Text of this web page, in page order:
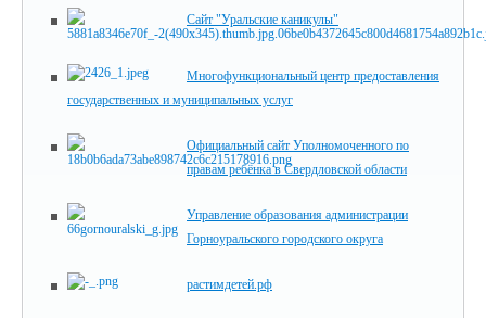
Сайт "Уральские каникулы"
Многофункциональный центр предоставления
государственных и муниципальных услуг
Официальный сайт Уполномоченного по
правам ребёнка в Свердловской области
Управление образования администрации
Горноуральского городского округа
растимдетей.рф